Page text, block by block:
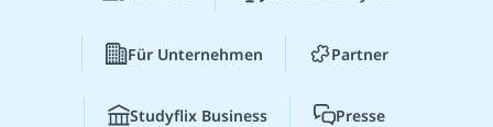
Für Unternehmen Partner
Studyflix Business Presse